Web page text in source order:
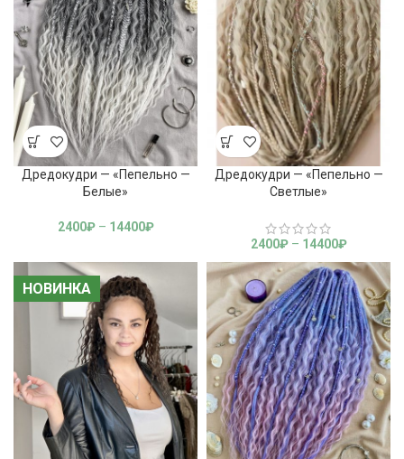
Дредокудри — «Пепельно —
Белые»
2400₽ – 14400₽
Дредокудри — «Пепельно —
Светлые»
2400₽ – 14400₽
НОВИНКА
НОВИНКА